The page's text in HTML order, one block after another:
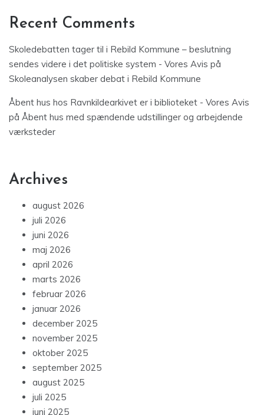
Recent Comments
Skoledebatten tager til i Rebild Kommune – beslutning
sendes videre i det politiske system - Vores Avis på
Skoleanalysen skaber debat i Rebild Kommune
Åbent hus hos Ravnkildearkivet er i biblioteket - Vores Avis
på Åbent hus med spændende udstillinger og arbejdende
værksteder
Archives
august 2026
juli 2026
juni 2026
maj 2026
april 2026
marts 2026
februar 2026
januar 2026
december 2025
november 2025
oktober 2025
september 2025
august 2025
juli 2025
juni 2025